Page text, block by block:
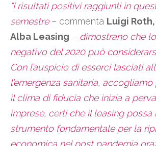
“I risultati positivi raggiunti in
semestre– commenta Luigi
Alba Leasing – dimostrano che
negativo del 2020 può
Con l’auspicio di esserci lasciati
l’emergenza sanitaria,
il clima di fiducia che inizia a
imprese, certi che il leasing possa
strumento fondamentale per la
economica nel post pandemia